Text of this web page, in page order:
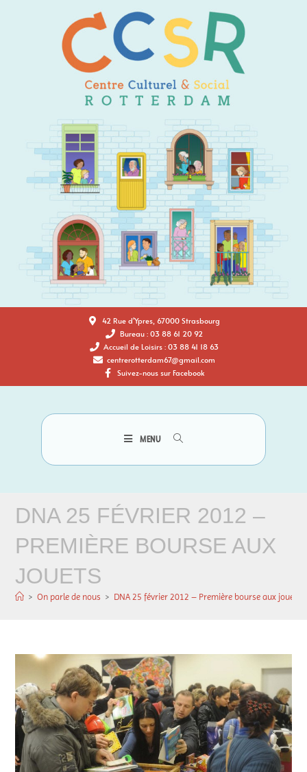
42 Rue d'Ypres, 67000 Strasbourg
Bureau : 03 88 61 20 92
Accueil de Loisirs : 03 88 41 18 63
centrerotterdam67@gmail.com
Suivez-nous sur Facebook
MENU
DNA 25 FÉVRIER 2012 –
PREMIÈRE BOURSE AUX
JOUETS
> On parle de nous > DNA 25 février 2012 – Première bourse aux jouets